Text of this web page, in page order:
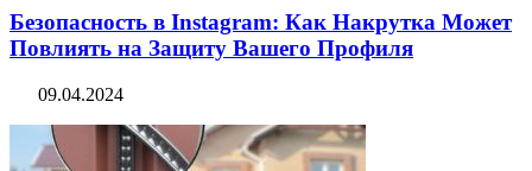
Безопасность в Instagram: Как Накрутка Может
Повлиять на Защиту Вашего Профиля
09.04.2024